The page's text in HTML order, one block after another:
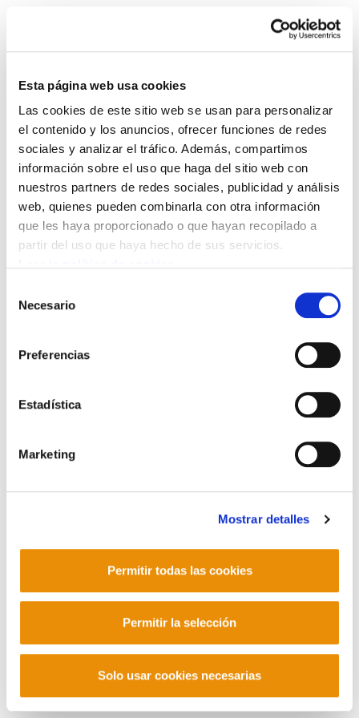
Esta página web usa cookies
Las cookies de este sitio web se usan para personalizar
el contenido y los anuncios, ofrecer funciones de redes
sociales y analizar el tráfico. Además, compartimos
información sobre el uso que haga del sitio web con
nuestros partners de redes sociales, publicidad y análisis
web, quienes pueden combinarla con otra información
que les haya proporcionado o que hayan recopilado a
partir del uso que haya hecho de sus servicios.
Necesario
Preferencias
Estadística
Marketing
Mostrar detalles
Permitir todas las cookies
Permitir la selección
Solo usar cookies necesarias
Astekaria 158
Astekaria 158.PDF7.2 MB
POLÍTICA DE COOKIES
CANAL DE INFORMACIÓN
POLÍTICA DE PRIVACIDAD
MAPA DEL SITIO
ACCESIBILIDAD
Barrainkua 13 - 48009 Bilbo -
Telf. +33 (0) 559 25 65 52
Mastodon